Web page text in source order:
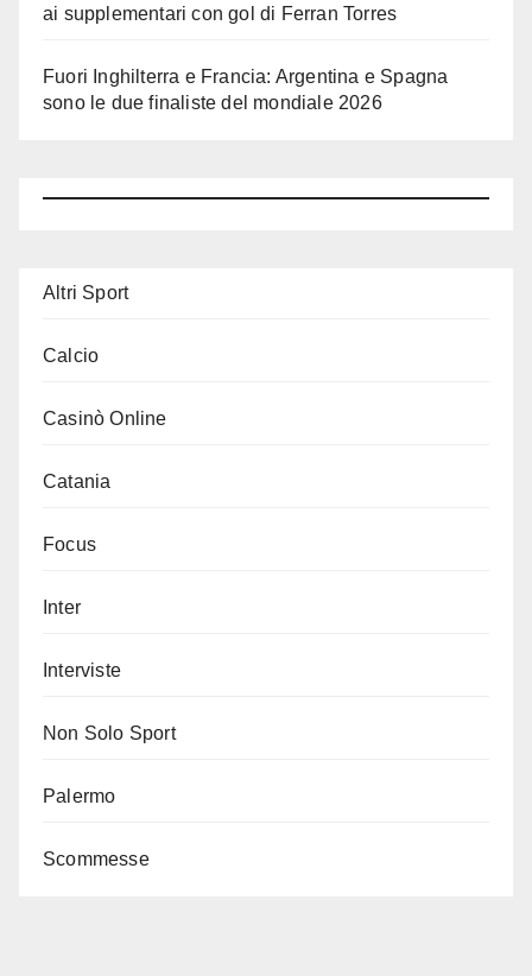
ai supplementari con gol di Ferran Torres
Fuori Inghilterra e Francia: Argentina e Spagna
sono le due finaliste del mondiale 2026
Altri Sport
Calcio
Casinò Online
Catania
Focus
Inter
Interviste
Non Solo Sport
Palermo
Scommesse